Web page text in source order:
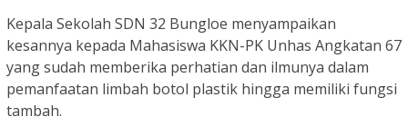
Kepala Sekolah SDN 32 Bungloe menyampaikan
kesannya kepada Mahasiswa KKN-PK Unhas Angkatan 67
yang sudah memberika perhatian dan ilmunya dalam
pemanfaatan limbah botol plastik hingga memiliki fungsi
tambah.